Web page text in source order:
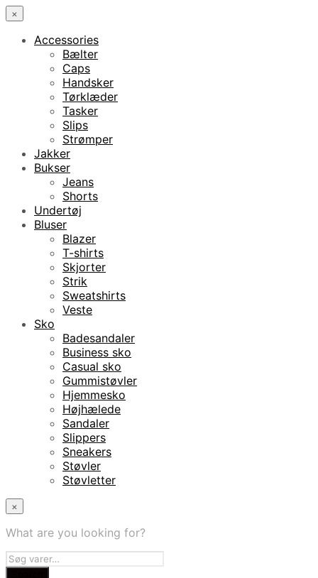
×
Accessories
Bælter
Caps
Handsker
Tørklæder
Tasker
Slips
Strømper
Jakker
Bukser
Jeans
Shorts
Undertøj
Bluser
Blazer
T-shirts
Skjorter
Strik
Sweatshirts
Veste
Sko
Badesandaler
Business sko
Casual sko
Gummistøvler
Hjemmesko
Højhælede
Sandaler
Slippers
Sneakers
Støvler
Støvletter
×
What are you looking for?